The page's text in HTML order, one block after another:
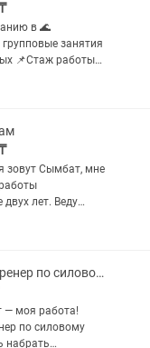
в 🌊
занятия
зовут Сымбат, мне
лет. Веду
Танцую с
Персональный тренер по силовому тренингу на дому / на выезд / онлайн
— моя работа!
по силовому